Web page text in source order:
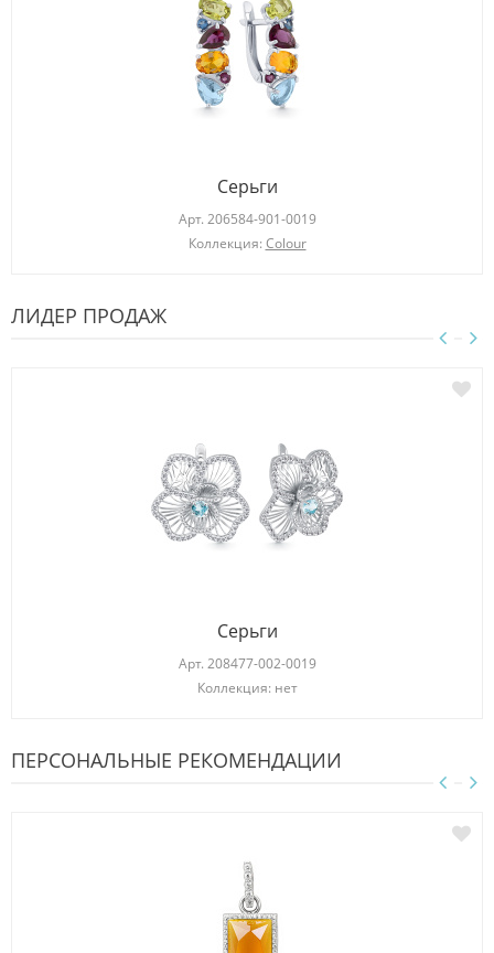
Серьги
Арт. 206584-901-0019
Коллекция: Colour
ЛИДЕР ПРОДАЖ
Серьги
Арт. 208477-002-0019
Коллекция: нет
ПЕРСОНАЛЬНЫЕ РЕКОМЕНДАЦИИ